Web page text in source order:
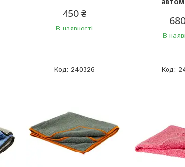
450 ₴
В наявності
В
240326